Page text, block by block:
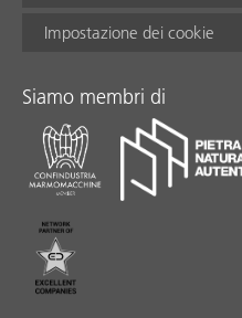
Impostazione dei cookie
Siamo membri di